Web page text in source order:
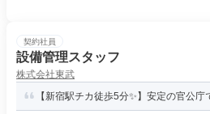
契約社員
設備管理スタッフ
株式会社東武
【新宿駅チカ徒歩5分✨】安定の官公